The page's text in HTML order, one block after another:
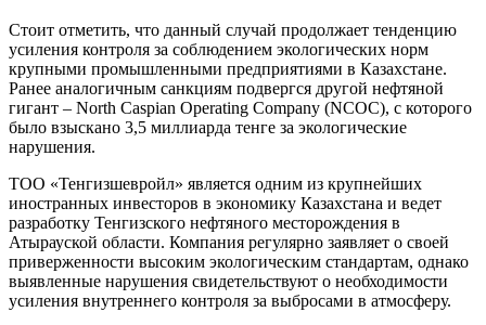
Стоит отметить, что данный случай продолжает тенденцию
усиления контроля за соблюдением экологических норм
крупными промышленными предприятиями в Казахстане.
Ранее аналогичным санкциям подвергся другой нефтяной
гигант – North Caspian Operating Company (NCOC), с которого
было взыскано 3,5 миллиарда тенге за экологические
нарушения.
ТОО «Тенгизшевройл» является одним из крупнейших
иностранных инвесторов в экономику Казахстана и ведет
разработку Тенгизского нефтяного месторождения в
Атырауской области. Компания регулярно заявляет о своей
приверженности высоким экологическим стандартам, однако
выявленные нарушения свидетельствуют о необходимости
усиления внутреннего контроля за выбросами в атмосферу.